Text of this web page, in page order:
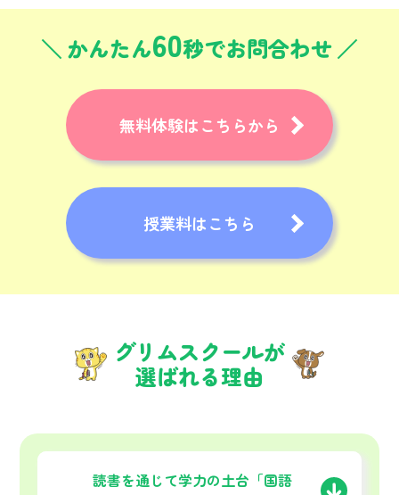
かんたん60秒でお問合わせ
無料体験はこちらから
授業料はこちら
グリムスクールが
選ばれる理由
読書を通じて学力の土台 「国語